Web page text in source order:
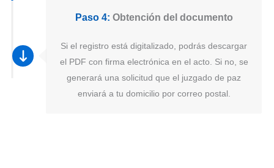
Paso 4: Obtención del documento
Si el registro está digitalizado, podrás descargar
el PDF con firma electrónica en el acto. Si no, se
generará una solicitud que el juzgado de paz
enviará a tu domicilio por correo postal.